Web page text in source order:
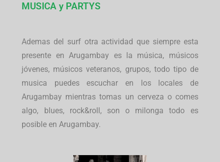
MUSICA y PARTYS
Ademas del surf otra actividad que siempre esta
presente en Arugambay es la música, músicos
jóvenes, músicos veteranos, grupos, todo tipo de
musica puedes escuchar en los locales de
Arugambay mientras tomas un cerveza o comes
algo, blues, rock&roll, son o milonga todo es
posible en Arugambay.